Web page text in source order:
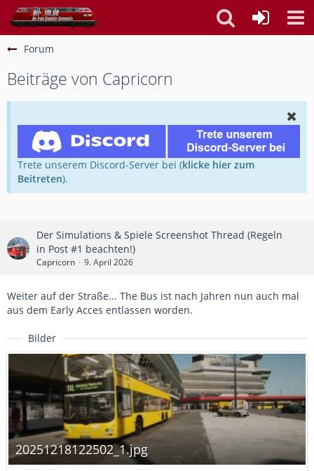
Forum
Beiträge von Capricorn
Trete unserem Discord-Server bei (klicke hier zum
Beitreten).
Der Simulations & Spiele Screenshot Thread (Regeln
in Post #1 beachten!)
Capricorn 9. April 2026
Weiter auf der Straße... The Bus ist nach Jahren nun auch mal
aus dem Early Acces entlassen worden.
Bilder
20251218122502_1.jpg